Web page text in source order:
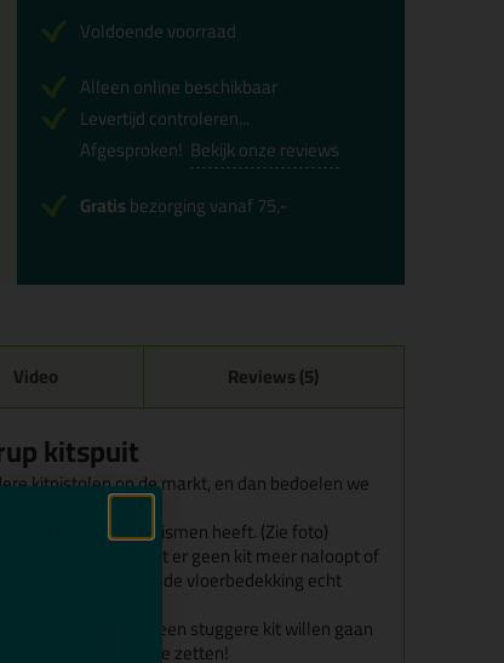
Voldoende voorraad
Alleen online beschikbaar
Levertijd controleren...
Afgesproken! Bekijk onze reviews
Gratisbezorging vanaf 75,-
Video Reviews (5)
kitspuit
kitpistolen op de markt, en dan bedoelen we
2 schakelmechanismen heeft. (Zie foto)
die er voor zorgt dat er geen kit meer naloopt of
acrylaatkit op de vloerbedekking echt
van de kit. Mocht je een stuggere kit willen gaan
lichter te zetten!